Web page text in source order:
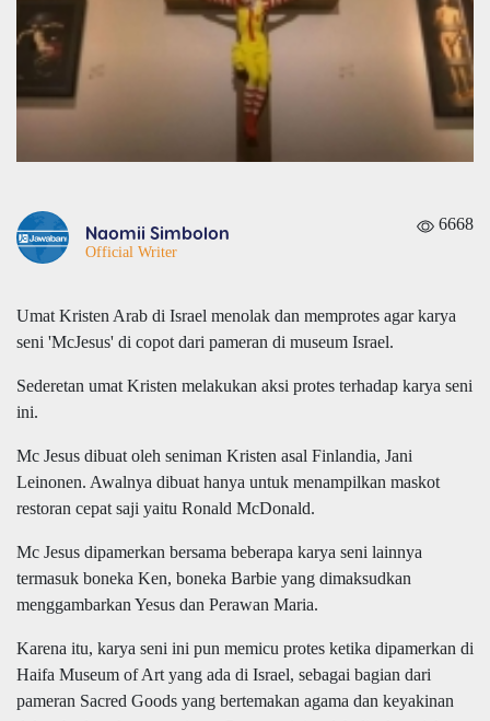
Naomii Simbolon
Official Writer
6668
Umat Kristen Arab di Israel menolak dan memprotes agar karya
seni 'McJesus' di copot dari pameran di museum Israel.
Sederetan umat Kristen melakukan aksi protes terhadap karya seni
ini.
Mc Jesus dibuat oleh seniman Kristen asal Finlandia, Jani
Leinonen. Awalnya dibuat hanya untuk menampilkan maskot
restoran cepat saji yaitu Ronald McDonald.
Mc Jesus dipamerkan bersama beberapa karya seni lainnya
termasuk boneka Ken, boneka Barbie yang dimaksudkan
menggambarkan Yesus dan Perawan Maria.
Karena itu, karya seni ini pun memicu protes ketika dipamerkan di
Haifa Museum of Art yang ada di Israel, sebagai bagian dari
pameran Sacred Goods yang bertemakan agama dan keyakinan